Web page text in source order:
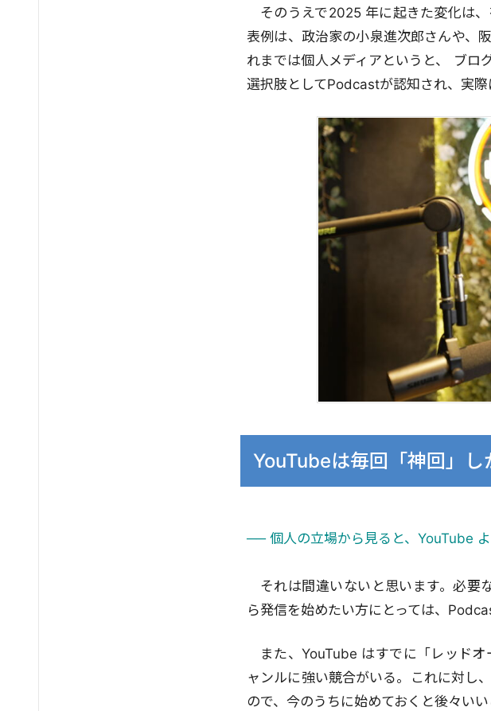
そのうえで2025 年に起きた変化は
表例は、政治家の小泉進次郎さんや、
れまでは個人メディアというと、 ブロ
選択肢としてPodcastが認知され、実際
YouTubeは毎回「神回」し
── 個人の立場から見ると、YouTube
それは間違いないと思います。必要
ら発信を始めたい方にとっては、
また、YouTube はすでに「レッド
ャンルに強い競合がいる。これに対し
ので、今のうちに始めておくと後々いい